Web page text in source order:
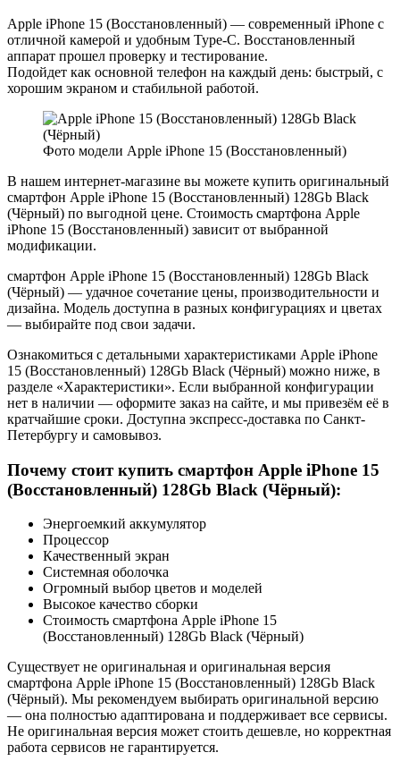
Apple iPhone 15 (Восстановленный) — современный iPhone с
отличной камерой и удобным Type-C. Восстановленный
аппарат прошел проверку и тестирование.
Подойдет как основной телефон на каждый день: быстрый, с
хорошим экраном и стабильной работой.
Фото модели Apple iPhone 15 (Восстановленный)
В нашем интернет-магазине вы можете купить оригинальный
смартфон Apple iPhone 15 (Восстановленный) 128Gb Black
(Чёрный) по выгодной цене. Стоимость смартфона Apple
iPhone 15 (Восстановленный) зависит от выбранной
модификации.
смартфон Apple iPhone 15 (Восстановленный) 128Gb Black
(Чёрный) — удачное сочетание цены, производительности и
дизайна. Модель доступна в разных конфигурациях и цветах
— выбирайте под свои задачи.
Ознакомиться с детальными характеристиками Apple iPhone
15 (Восстановленный) 128Gb Black (Чёрный) можно ниже, в
разделе «Характеристики». Если выбранной конфигурации
нет в наличии — оформите заказ на сайте, и мы привезём её в
кратчайшие сроки. Доступна экспресс-доставка по Санкт-
Петербургу и самовывоз.
Почему стоит купить смартфон Apple iPhone 15
(Восстановленный) 128Gb Black (Чёрный):
Энергоемкий аккумулятор
Процессор
Качественный экран
Системная оболочка
Огромный выбор цветов и моделей
Высокое качество сборки
Стоимость смартфона Apple iPhone 15
(Восстановленный) 128Gb Black (Чёрный)
Существует не оригинальная и оригинальная версия
смартфона Apple iPhone 15 (Восстановленный) 128Gb Black
(Чёрный). Мы рекомендуем выбирать оригинальной версию
— она полностью адаптирована и поддерживает все сервисы.
Не оригинальная версия может стоить дешевле, но корректная
работа сервисов не гарантируется.